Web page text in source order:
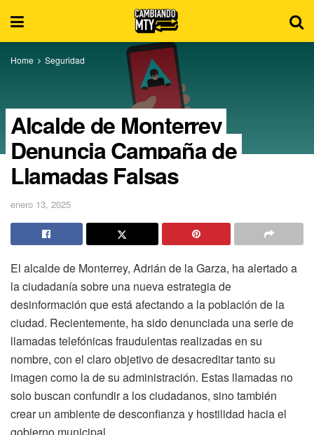
Home Seguridad
Alcalde de Monterrey
Denuncia Campaña de
Llamadas Falsas
enero 13, 2025
El alcalde de Monterrey, Adrián de la Garza, ha alertado a
la ciudadanía sobre una nueva estrategia de
desinformación que está afectando a la población de la
ciudad. Recientemente, ha sido denunciada una serie de
llamadas telefónicas fraudulentas realizadas en su
nombre, con el claro objetivo de desacreditar tanto su
imagen como la de su administración. Estas llamadas no
solo buscan confundir a los ciudadanos, sino también
crear un ambiente de desconfianza y hostilidad hacia el
gobierno municipal.